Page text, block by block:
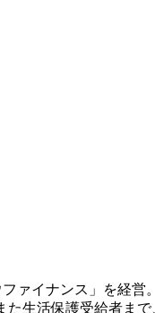
ァイナンス」を経
生活保護受給者ま